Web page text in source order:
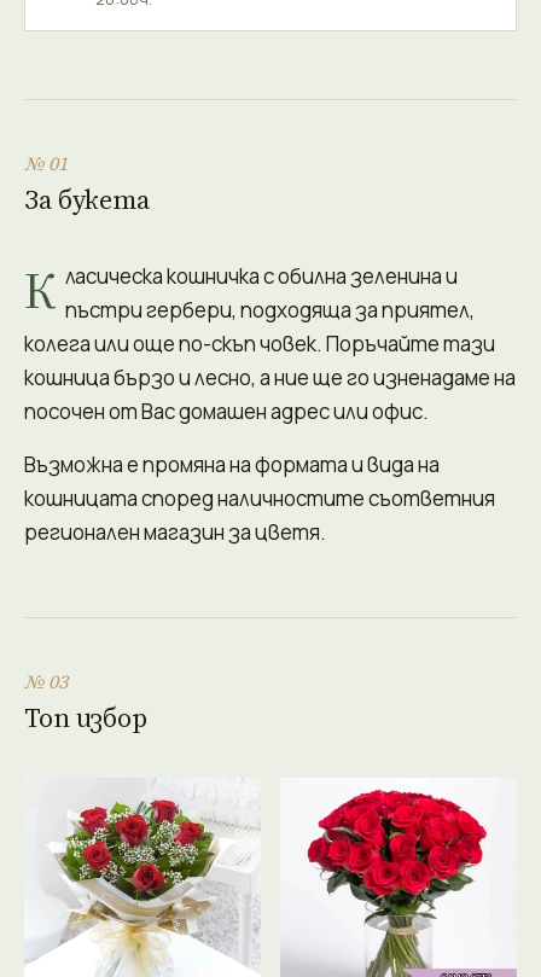
№ 01
За букета
К ласическа кошничка с обилна зеленина и
пъстри гербери, подходяща за приятел,
колега или още по-скъп човек. Поръчайте тази
кошница бързо и лесно, а ние ще го изненадаме на
посочен от Вас домашен адрес или офис.
Възможна е промяна на формата и вида на
кошницата според наличностите съответния
регионален магазин за цветя.
№ 03
Топ избор